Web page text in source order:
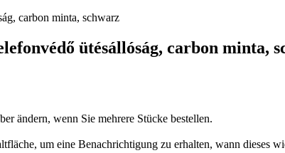
ütésállóság, carbon minta,
ändern, wenn Sie mehrere Stücke bestellen.
um eine Benachrichtigung zu erhalten, wann dieses